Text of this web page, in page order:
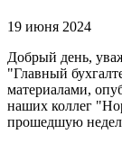
19 июня 2024
Добрый день,
"Главный
материалами,
наших коллег
прошедшую